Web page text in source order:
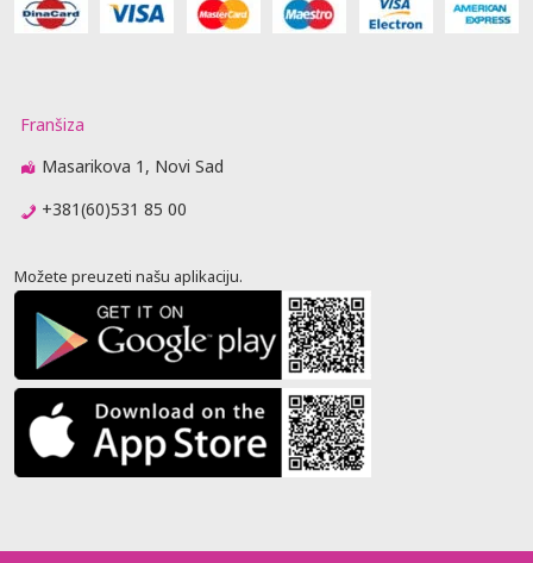
Franšiza
Masarikova 1, Novi Sad
+381(60)531 85 00
Možete preuzeti našu aplikaciju.